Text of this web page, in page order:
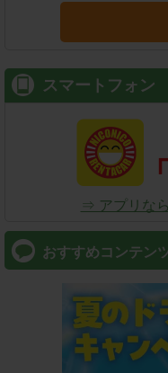
スマートフォン
⇒ アプリな
おすすめコンテン